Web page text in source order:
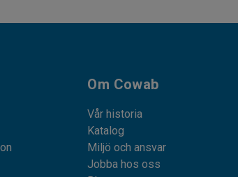
Om Cowab
Vår historia
Katalog
Miljö och ansvar
Jobba hos oss